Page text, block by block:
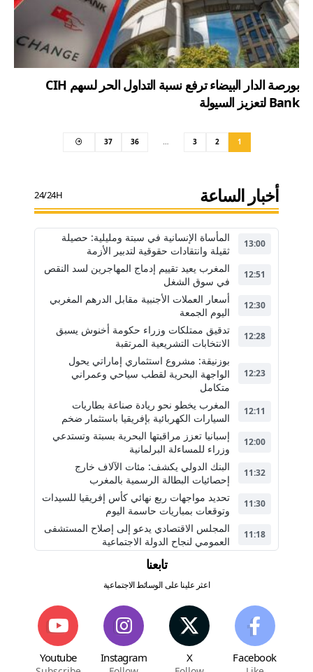
بورصة الدار البيضاء ترفع نسبة التداول الحر لسهم CIH
Bank لتعزيز السيولة
1
2
3
…
36
37
أخبار الساعة 24/24H
13:00
المأساة الإنسانية في سبتة ومليلية: حصيلة
ثقيلة وانتقادات حقوقية لتدبير الأزمة
12:51
المغرب يعيد تقييم إدماج المهاجرين لسد النقص
في سوق الشغل
12:30
أسعار العملات الأجنبية مقابل الدرهم المغربي
اليوم الجمعة
12:28
تدقيق ممتلكات وزراء حكومة أخنوش يسبق
الانتخابات التشريعية المرتقبة
12:23
بوزنيقة: مشروع استثماري إماراتي يحول
الواجهة البحرية لقطب سياحي وعمراني
متكامل
12:11
المغرب يخطو نحو ريادة صناعة بطاريات
السيارات الكهربائية بإفريقيا باستثمار ضخم
12:00
إسبانيا تعزز مراقبتها البحرية بسبتة وتستدعي
وزراء للمساءلة البرلمانية
11:32
البنك الدولي يكشف: مئات الآلاف خارج
إحصائيات البطالة الرسمية بالمغرب
11:30
تحديد مواجهات ربع نهائي كأس إفريقيا للسيدات
وتوقعات بمباريات حاسمة اليوم
11:18
المجلس الاقتصادي يدعو إلى إصلاح المستشفى
العمومي لنجاح الدولة الاجتماعية
تابعنا
اعثر علينا على الوسائط الاجتماعية
Facebook
X
Instagram
Youtube